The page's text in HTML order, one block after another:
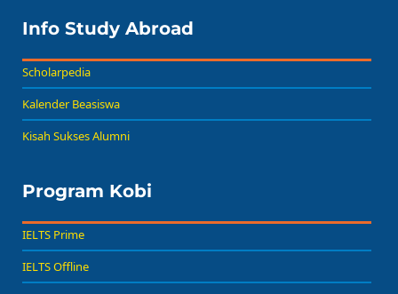
Info Study Abroad
Scholarpedia
Kalender Beasiswa
Kisah Sukses Alumni
Program Kobi
IELTS Prime
IELTS Offline